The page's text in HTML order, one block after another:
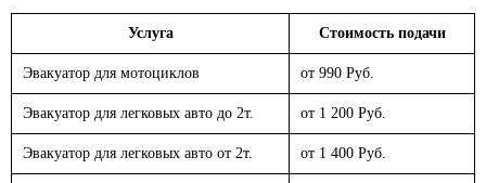
Услуга Стоимость подачи
Эвакуатор для мотоциклов от 990 Руб.
Эвакуатор для легковых авто до 2т. от 1 200 Руб.
Эвакуатор для легковых авто от 2т. от 1 400 Руб.